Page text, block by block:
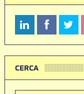
CERCA